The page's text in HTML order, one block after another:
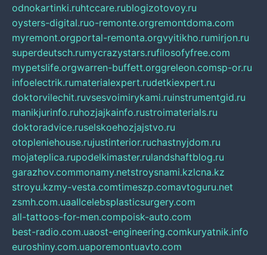
odnokartinki.ruhtccare.rublogizotovoy.ru
oysters-digital.ruo-remonte.orgremontdoma.com
myremont.orgportal-remonta.orgvyitikho.rumirjon.ru
superdeutsch.rumycrazystars.rufilosofyfree.com
mypetslife.orgwarren-buffett.orggreleon.comsp-or.ru
infoelectrik.rumaterialexpert.rudetkiexpert.ru
doktorvilechit.ruvsesvoimirykami.ruinstrumentgid.ru
manikjurinfo.ruhozjajkainfo.rustroimaterials.ru
doktoradvice.ruselskoehozjajstvo.ru
otopleniehouse.rujustinterior.ruchastnyjdom.ru
mojateplica.rupodelkimaster.rulandshaftblog.ru
garazhov.commonamy.netstroysnami.kzlcna.kz
stroyu.kzmy-vesta.comtimeszp.comavtoguru.net
zsmh.com.uaallcelebsplasticsurgery.com
all-tattoos-for-men.compoisk-auto.com
best-radio.com.uaost-engineering.comkuryatnik.info
euroshiny.com.uaporemontuavto.com